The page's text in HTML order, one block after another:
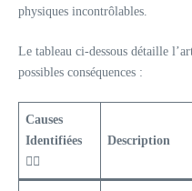
physiques incontrôlables.
Le tableau ci-dessous détaille
possibles conséquences :
Causes
Identifiées
🕵️‍♂️
Description